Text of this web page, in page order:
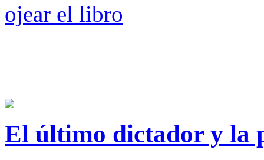
ojear el libro
El último dictador y la